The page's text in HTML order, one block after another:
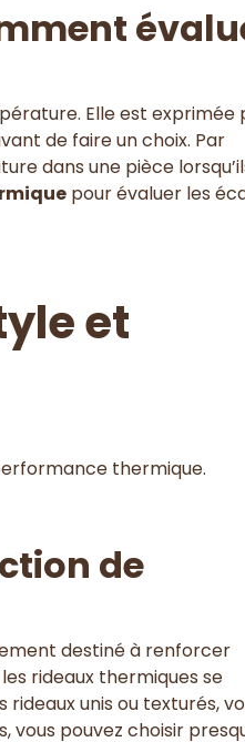
Elle est exprimée
de faire un choix. Par
dans une pièce
pour évaluer les
et
thermique.
de
destiné à renforcer
rideaux thermiques se
unis ou texturés,
vous pouvez choisir